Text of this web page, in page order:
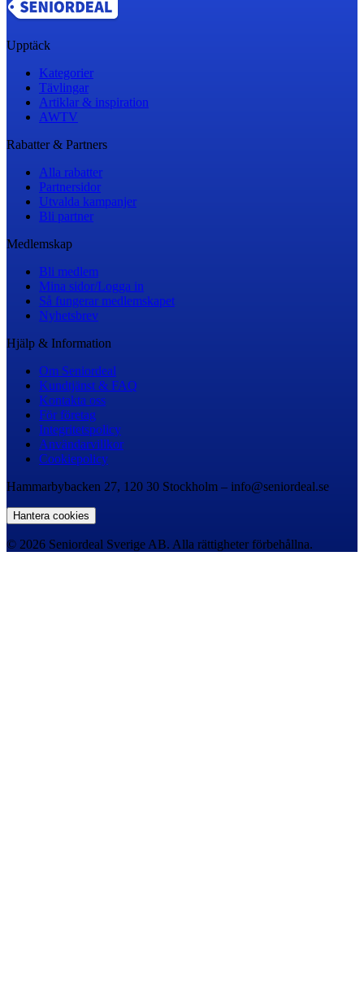
Upptäck
Kategorier
Tävlingar
Artiklar & inspiration
AWTV
Rabatter & Partners
Alla rabatter
Partnersidor
Utvalda kampanjer
Bli partner
Medlemskap
Bli medlem
Mina sidor/Logga in
Så fungerar medlemskapet
Nyhetsbrev
Hjälp & Information
Om Seniordeal
Kundtjänst & FAQ
Kontakta oss
För företag
Integritetspolicy
Användarvillkor
Cookiepolicy
Hammarbybacken 27, 120 30 Stockholm – info@seniordeal.se
Hantera cookies
© 2026 Seniordeal Sverige AB. Alla rättigheter förbehållna.